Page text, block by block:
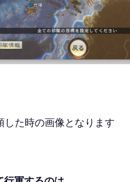
した時の画像となります